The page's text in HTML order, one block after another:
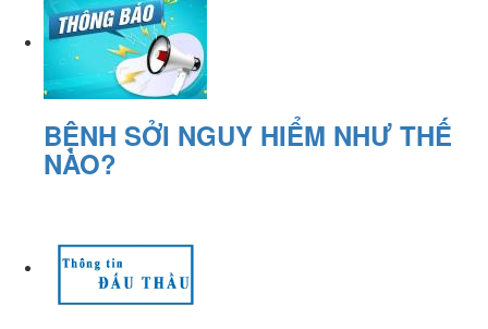
BỆNH SỞI NGUY HIỂM NHƯ THẾ
NÀO?